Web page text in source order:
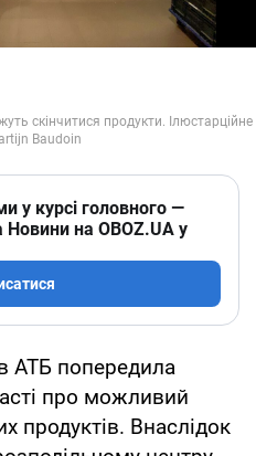
у курсі головного —
Новини на OBOZ.UA у
АТБ попередила
про можливий
продуктів. Внаслідок